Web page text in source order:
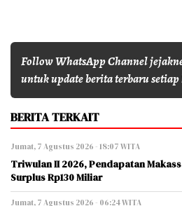
Follow WhatsApp Channel
untuk update berita terbaru
BERITA TERKAIT
Jumat, 7 Agustus 2026 - 18:07 WITA
Triwulan II 2026, Pendapatan
Surplus Rp130 Miliar
Jumat, 7 Agustus 2026 - 06:24 WITA